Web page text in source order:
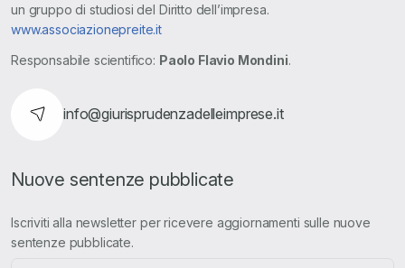
un gruppo di studiosi del Diritto dell’impresa.
www.associazionepreite.it
Responsabile scientifico: Paolo Flavio Mondini.
info@giurisprudenzadelleimprese.it
Nuove sentenze pubblicate
Iscriviti alla newsletter per ricevere aggiornamenti sulle nuove
sentenze pubblicate.